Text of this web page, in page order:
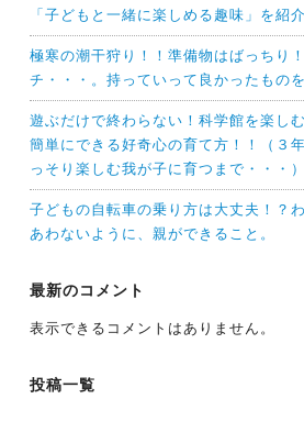
「子どもと一緒に楽しめる趣味」を紹
極寒の潮干狩り！！準備物はばっちり
チ・・・。持っていって良かったものを
遊ぶだけで終わらない！科学館を楽し
簡単にできる好奇心の育て方！！（３
っそり楽しむ我が子に育つまで・・・）
子どもの自転車の乗り方は大丈夫！？
あわないように、親ができること。
最新のコメント
表示できるコメントはありません。
投稿一覧